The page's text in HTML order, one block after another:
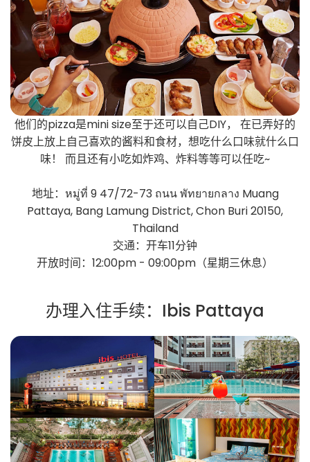
他们的pizza是mini size至于还可以自己DIY， 在已弄好的
饼皮上放上自己喜欢的酱料和食材，想吃什么口味就什么口
味！ 而且还有小吃如炸鸡、炸料等等可以任吃~
地址：หมู่ที่ 9 47/72-73 ถนน พัทยายกลาง Muang
Pattaya, Bang Lamung District, Chon Buri 20150,
Thailand
交通：开车11分钟
开放时间：12:00pm - 09:00pm（星期三休息）
办理入住手续：Ibis Pattaya